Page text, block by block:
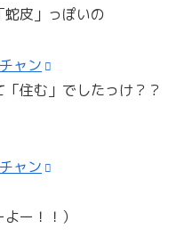
皮」っぽいの
ャン
住む」でしたっけ？？
ャン
ー！！）